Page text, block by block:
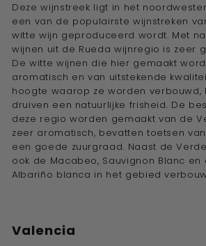
Deze wijnstreek ligt in het
een van de populairste wijnstreken
witte wijn geproduceerd wordt. Met
wijnen uit de Rueda wijnregio is zeer
De witte wijnen die hier gemaakt
aromatisch en van uitstekende
hoogte waarop ze worden verbouwd,
druiven een natuurlijke frisheid. De
deze regio worden gemaakt van de
zeer aromatisch, bevatten toetsen
een goede zuurgraad. Naast de
ook de Macabeo, Sauvignon Blanc en
Albariño blanca in het gebied
Valencia